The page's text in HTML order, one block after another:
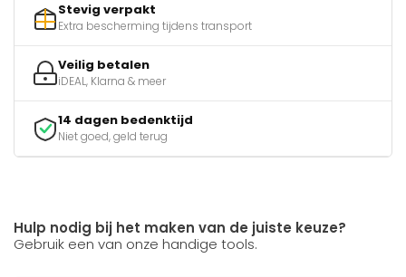
Stevig verpakt
Extra bescherming tijdens transport
Veilig betalen
iDEAL, Klarna & meer
14 dagen bedenktijd
Niet goed, geld terug
Hulp nodig bij het maken van de juiste keuze?
Gebruik een van onze handige tools.